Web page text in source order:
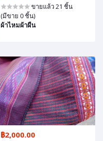
ขายแล้ว 21 ชิ้น
(มีขาย 0 ชิ้น)
ผ้าไหมผ้าผืน
฿2,000.00